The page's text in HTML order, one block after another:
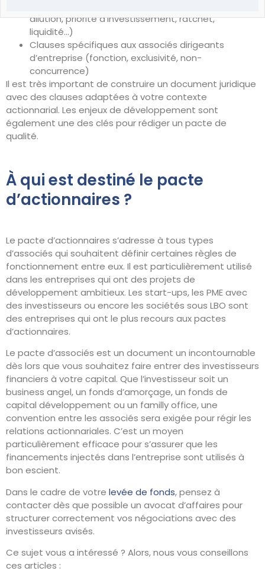
dilution, priorité d’investissement, ratchet,
liquidité…)
Clauses spécifiques aux associés dirigeants
d’entreprise (fonction, exclusivité, non-
concurrence)
Il est très important de construire un document juridique
avec des clauses adaptées à votre contexte
actionnarial. Les enjeux de développement sont
également une des clés pour rédiger un pacte de
qualité.
À qui est destiné le pacte
d’actionnaires ?
Le pacte d’actionnaires s’adresse à tous types
d’associés qui souhaitent définir certaines règles de
fonctionnement entre eux. Il est particulièrement utilisé
dans les entreprises qui ont des projets de
développement ambitieux. Les start-ups, les PME avec
des investisseurs ou encore les sociétés sous LBO sont
des entreprises qui ont le plus recours aux pactes
d’actionnaires.
Le pacte d’associés est un document un incontournable
dès lors que vous souhaitez faire entrer des investisseurs
financiers à votre capital. Que l’investisseur soit un
business angel, un fonds d’amorçage, un fonds de
capital développement ou un familly office, une
convention entre les associés sera exigée pour régir les
relations actionnariales. C’est un moyen
particulièrement efficace pour s’assurer que les
financements injectés dans l’entreprise sont utilisés à
bon escient.
Dans le cadre de votre levée de fonds, pensez à
contacter dès que possible un avocat d’affaires pour
structurer correctement vos négociations avec des
investisseurs avisés.
Ce sujet vous a intéressé ? Alors, nous vous conseillons
ces articles :